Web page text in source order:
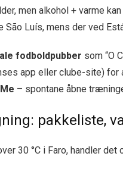
men alkohol + varme
Luís, mens der ved
fodboldpubber som “O
app eller clube-site) for
– spontane åbne
pakkeliste,
30 °C i Faro, handler det